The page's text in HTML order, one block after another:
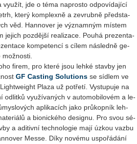
vy­u­žít, jde o téma na­pros­to od­po­ví­da­jí­cí
který kom­plex­ně a ze­vrub­ně před­sta­
věd. Han­no­ver je vý­znam­ným mís­tem
je­jich poz­děj­ší re­a­li­za­ce. Pouhá pre­zen­ta­
kom­pe­ten­cí s cílem ná­sled­ně ge­
firem, pro které jsou lehké stav­by jen
GF Cas­ting So­lu­ti­ons se síd­lem ve
Plaza už po­tře­tí. Vy­stu­pu­je na
od­lit­ků vy­u­ží­va­ných v au­to­mo­bi­lo­vém a le­
apli­ka­cích jako prů­kop­ník leh­
a bi­o­nic­ké­ho de­sig­nu. Pro svou sé­
a adi­tiv­ní tech­no­lo­gie mají úzkou vazbu
Messe. Díky no­vé­mu uspo­řá­dá­ní